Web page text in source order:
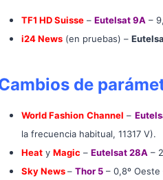
TF1 HD Suisse – Eutelsat 9A –
i24 News (en pruebas) –
de
World Fashion Channel –
la frecuencia habitual, 11317 V).
Heat y Magic – Eutelsat 28A –
Sky News– Thor 5 – 0,8º Oeste